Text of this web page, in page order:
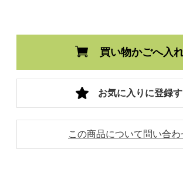
買い物かごへ入
この商品について問い合わ
お気に入りに登録